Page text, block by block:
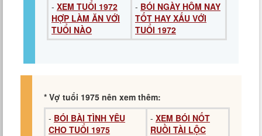
- XEM TUỔI 1972
HỢP LÀM ĂN VỚI
TUỔI NÀO
- BÓI NGÀY HÔM NAY
TỐT HAY XẤU VỚI
TUỔI 1972
* Vợ tuổi 1975 nên xem thêm:
- BÓI BÀI TÌNH YÊU
CHO TUỔI 1975
- XEM BÓI NỐT
RUỒI TÀI LỘC